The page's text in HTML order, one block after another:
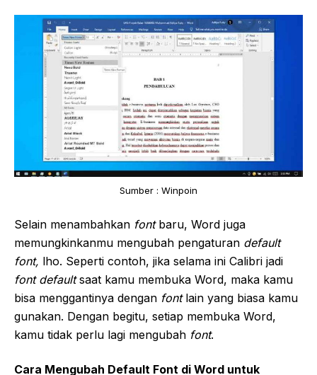
Sumber : Winpoin
Selain menambahkan font baru, Word juga
memungkinkanmu mengubah pengaturan default
font, lho. Seperti contoh, jika selama ini Calibri jadi
font defaultsaat kamu membuka Word, maka kamu
bisa menggantinya dengan font lain yang biasa kamu
gunakan. Dengan begitu, setiap membuka Word,
kamu tidak perlu lagi mengubah font.
Cara Mengubah Default Font di Word untuk